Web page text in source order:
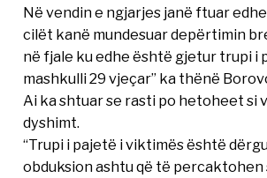
Në vendin e ngjarjes janë ftuar
cilët kanë mundesuar depërtimin
në fjale ku edhe është gjetur trupi i
mashkulli 29 vjeçar” ka thënë
Ai ka shtuar se rasti po hetoheet si
dyshimt.
“Trupi i pajetë i viktimës është
obduksion ashtu që të percaktohen